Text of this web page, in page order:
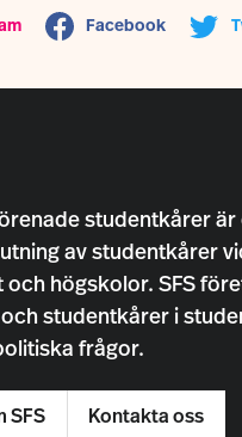
Facebook
studentkårer är
av studentkårer
och högskolor. SFS
studentkårer i
frågor.
SFS Kontakta oss